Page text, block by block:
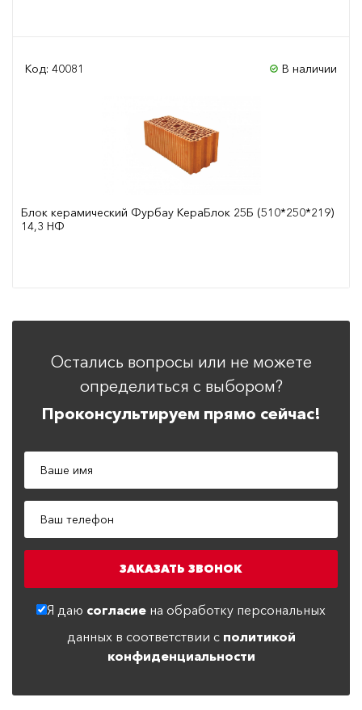
Код: 40081 В наличии
Блок керамический Фурбау КераБлок 25Б (510*250*219)
14,3 НФ
Остались вопросы или не можете
определиться с выбором?
Проконсультируем прямо сейчас!
Я даю согласие на обработку персональных
данных в соответствии с политикой
конфиденциальности